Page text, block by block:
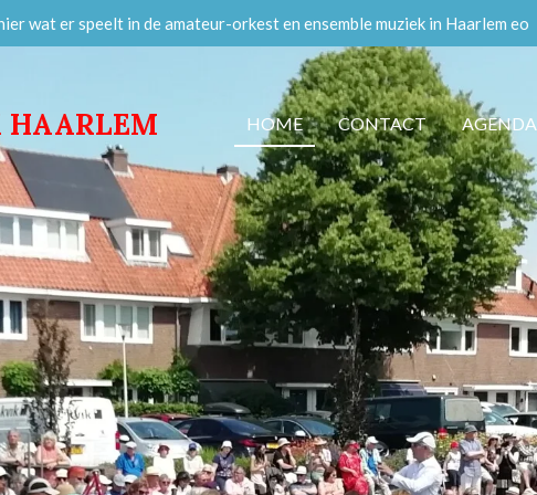
wat er speelt in de amateur-orkest en ensemble muziek in Haarlem eo
HAARLEM HOME CONTACT AGENDA